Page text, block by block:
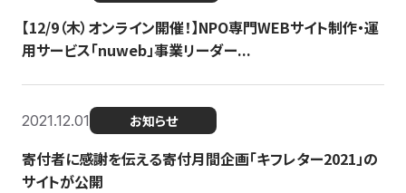
【12/9（木）オンライン開催！】NPO専門WEBサイト制作・運
用サービス「nuweb」事業リーダー...
2021.12.01 お知らせ
寄付者に感謝を伝える寄付月間企画「キフレター2021」の
サイトが公開